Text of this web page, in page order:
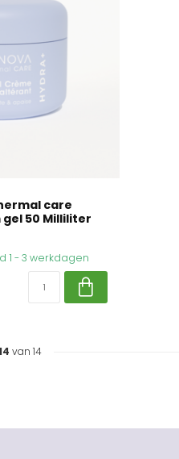
care
50 Milliliter
1 - 3 werkdagen
van 14